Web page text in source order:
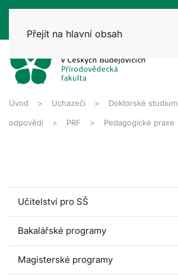
Přejít na hlavní obsah
Úvod Uchazeči Doktorské studium
odpovědi PRF Pedagogické praxe
Učitelství pro SŠ
Bakalářské programy
Magisterské programy